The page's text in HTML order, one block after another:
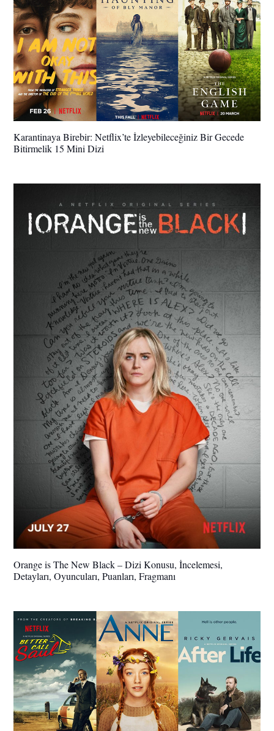
Karantinaya Birebir: Netflix’te İzleyebileceğiniz Bir Gecede
Bitirmelik 15 Mini Dizi
Orange is The New Black – Dizi Konusu, İncelemesi,
Detayları, Oyuncuları, Puanları, Fragmanı